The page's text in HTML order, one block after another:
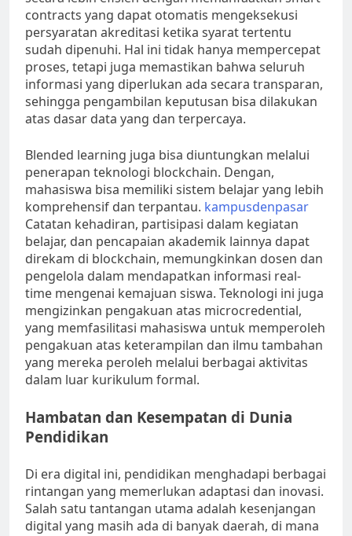
contracts yang dapat otomatis mengeksekusi
persyaratan akreditasi ketika syarat tertentu
sudah dipenuhi. Hal ini tidak hanya mempercepat
proses, tetapi juga memastikan bahwa seluruh
informasi yang diperlukan ada secara transparan,
sehingga pengambilan keputusan bisa dilakukan
atas dasar data yang dan terpercaya.
Blended learning juga bisa diuntungkan melalui
penerapan teknologi blockchain. Dengan,
mahasiswa bisa memiliki sistem belajar yang lebih
komprehensif dan terpantau. kampusdenpasar
Catatan kehadiran, partisipasi dalam kegiatan
belajar, dan pencapaian akademik lainnya dapat
direkam di blockchain, memungkinkan dosen dan
pengelola dalam mendapatkan informasi real-
time mengenai kemajuan siswa. Teknologi ini juga
mengizinkan pengakuan atas microcredential,
yang memfasilitasi mahasiswa untuk memperoleh
pengakuan atas keterampilan dan ilmu tambahan
yang mereka peroleh melalui berbagai aktivitas
dalam luar kurikulum formal.
Hambatan dan Kesempatan di Dunia
Pendidikan
Di era digital ini, pendidikan menghadapi berbagai
rintangan yang memerlukan adaptasi dan inovasi.
Salah satu tantangan utama adalah kesenjangan
digital yang masih ada di banyak daerah, di mana